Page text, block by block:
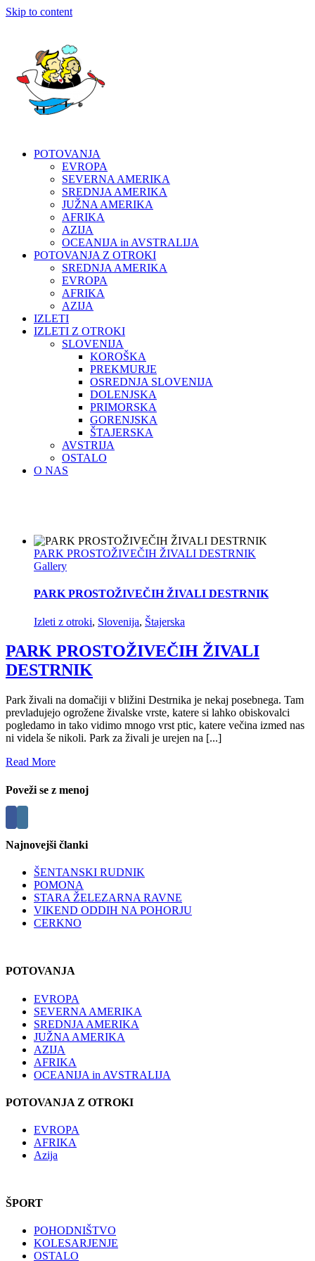
Skip to content
POTOVANJA
EVROPA
SEVERNA AMERIKA
SREDNJA AMERIKA
JUŽNA AMERIKA
AFRIKA
AZIJA
OCEANIJA in AVSTRALIJA
POTOVANJA Z OTROKI
SREDNJA AMERIKA
EVROPA
AFRIKA
AZIJA
IZLETI
IZLETI Z OTROKI
SLOVENIJA
KOROŠKA
PREKMURJE
OSREDNJA SLOVENIJA
DOLENJSKA
PRIMORSKA
GORENJSKA
ŠTAJERSKA
AVSTRIJA
OSTALO
O NAS
PARK PROSTOŽIVEČIH ŽIVALI DESTRNIK
Gallery
PARK PROSTOŽIVEČIH ŽIVALI DESTRNIK
Izleti z otroki, Slovenija, Štajerska
PARK PROSTOŽIVEČIH ŽIVALI
DESTRNIK
Park živali na domačiji v bližini Destrnika je nekaj posebnega. Tam
prevladujejo ogrožene živalske vrste, katere si lahko obiskovalci
pogledamo in tako vidimo mnogo vrst ptic, katere večina izmed nas
ni videla še nikoli. Park za živali je urejen na [...]
Read More
Poveži se z menoj
Najnovejši članki
ŠENTANSKI RUDNIK
POMONA
STARA ŽELEZARNA RAVNE
VIKEND ODDIH NA POHORJU
CERKNO
POTOVANJA
EVROPA
SEVERNA AMERIKA
SREDNJA AMERIKA
JUŽNA AMERIKA
AZIJA
AFRIKA
OCEANIJA in AVSTRALIJA
POTOVANJA Z OTROKI
EVROPA
AFRIKA
Azija
ŠPORT
POHODNIŠTVO
KOLESARJENJE
OSTALO